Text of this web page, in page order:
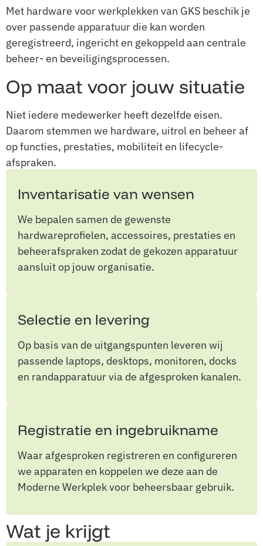
Met hardware voor werkplekken van GKS beschik je
over passende apparatuur die kan worden
geregistreerd, ingericht en gekoppeld aan centrale
beheer- en beveiligingsprocessen.
Op maat voor jouw situatie
Niet iedere medewerker heeft dezelfde eisen.
Daarom stemmen we hardware, uitrol en beheer af
op functies, prestaties, mobiliteit en lifecycle-
afspraken.
Inventarisatie van wensen
We bepalen samen de gewenste
hardwareprofielen, accessoires, prestaties en
beheerafspraken zodat de gekozen apparatuur
aansluit op jouw organisatie.
Selectie en levering
Op basis van de uitgangspunten leveren wij
passende laptops, desktops, monitoren, docks
en randapparatuur via de afgesproken kanalen.
Registratie en ingebruikname
Waar afgesproken registreren en configureren
we apparaten en koppelen we deze aan de
Moderne Werkplek voor beheersbaar gebruik.
Wat je krijgt